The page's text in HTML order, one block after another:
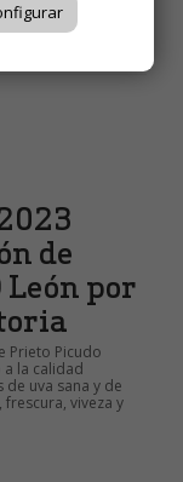
de
León por
Prieto Picudo
la calidad
uva sana y de
viveza y